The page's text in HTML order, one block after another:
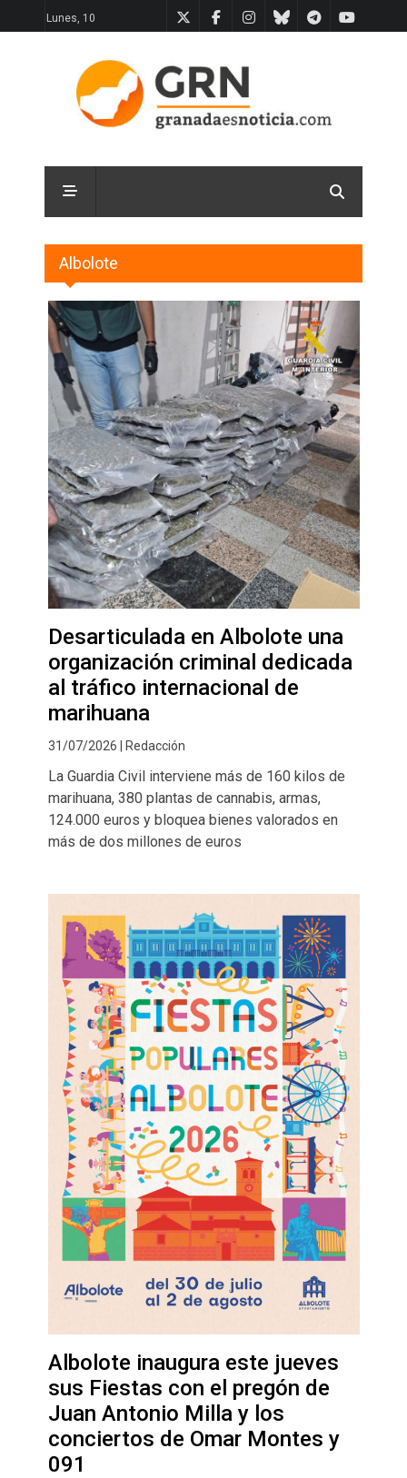
Lunes, 10
Albolote
Desarticulada en Albolote una
organización criminal dedicada
al tráfico internacional de
marihuana
31/07/2026 | Redacción
La Guardia Civil interviene más de 160 kilos de
marihuana, 380 plantas de cannabis, armas,
124.000 euros y bloquea bienes valorados en
más de dos millones de euros
Albolote inaugura este jueves
sus Fiestas con el pregón de
Juan Antonio Milla y los
conciertos de Omar Montes y
091